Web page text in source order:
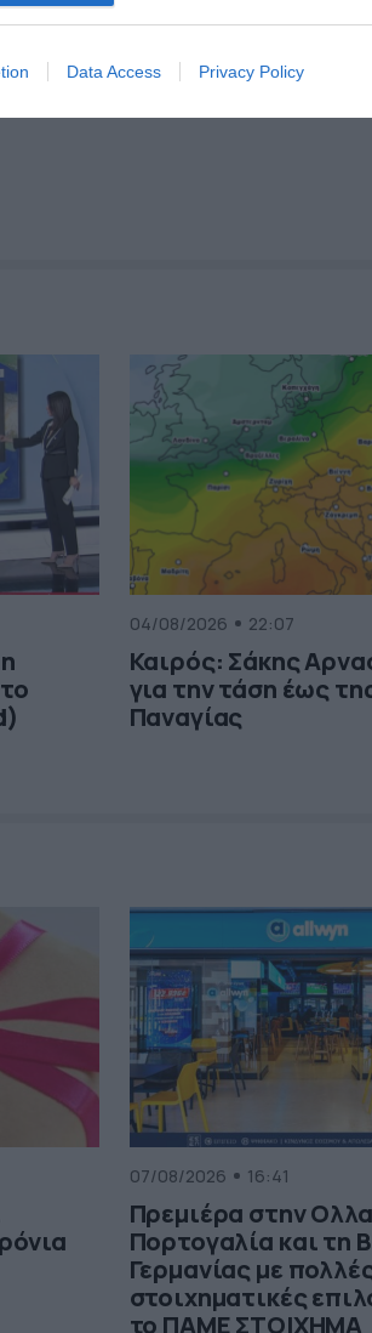
Data Access Privacy Policy
04/08/2026 22:07
Καιρός: Σάκης
για την τάση έως
Παναγίας
07/08/2026 16:41
Πρεμιέρα στην
Πορτογαλία και τη
Γερμανίας με
στοιχηματικές
το ΠΑΜΕ ΣΤΟΙΧΗΜΑ